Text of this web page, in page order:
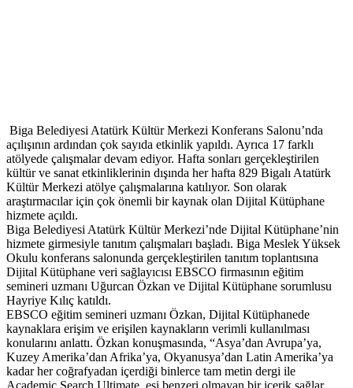
Biga Belediyesi Atatürk Kültür Merkezi Konferans Salonu’nda
açılışının ardından çok sayıda etkinlik yapıldı. Ayrıca 17 farklı
atölyede çalışmalar devam ediyor. Hafta sonları gerçekleştirilen
kültür ve sanat etkinliklerinin dışında her hafta 829 Bigalı Atatürk
Kültür Merkezi atölye çalışmalarına katılıyor. Son olarak
araştırmacılar için çok önemli bir kaynak olan Dijital Kütüphane
hizmete açıldı.
Biga Belediyesi Atatürk Kültür Merkezi’nde Dijital Kütüphane’nin
hizmete girmesiyle tanıtım çalışmaları başladı. Biga Meslek Yüksek
Okulu konferans salonunda gerçekleştirilen tanıtım toplantısına
Dijital Kütüphane veri sağlayıcısı EBSCO firmasının eğitim
semineri uzmanı Uğurcan Özkan ve Dijital Kütüphane sorumlusu
Hayriye Kılıç katıldı.
EBSCO eğitim semineri uzmanı Özkan, Dijital Kütüphanede
kaynaklara erişim ve erişilen kaynakların verimli kullanılması
konularını anlattı. Özkan konuşmasında, “Asya’dan Avrupa’ya,
Kuzey Amerika’dan Afrika’ya, Okyanusya’dan Latin Amerika’ya
kadar her coğrafyadan içerdiği binlerce tam metin dergi ile